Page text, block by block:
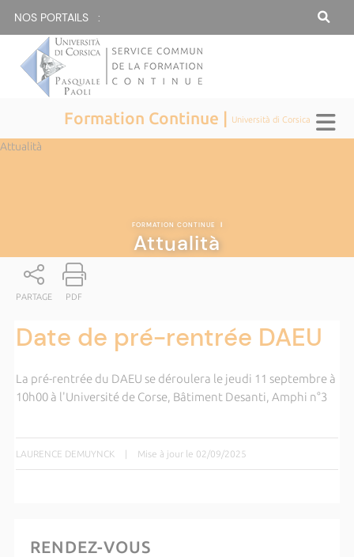
NOS PORTAILS :
Formation Continue | Università di Corsica
Attualità
FORMATION CONTINUE |
Attualità
PARTAGE PDF
Date de pré-rentrée DAEU
La pré-rentrée du DAEU se déroulera le jeudi 11 septembre à
10h00 à l'Université de Corse, Bâtiment Desanti, Amphi n°3
LAURENCE DEMUYNCK | Mise à jour le 02/09/2025
RENDEZ-VOUS